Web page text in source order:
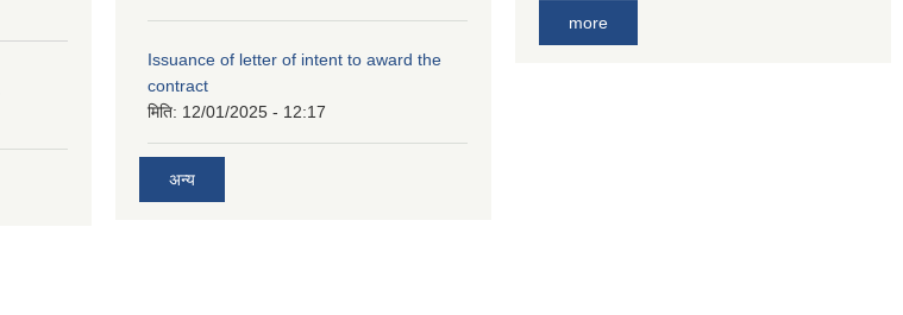
Issuance of letter of intent to award the
contract
मिति: 12/01/2025 - 12:17
अन्य
more